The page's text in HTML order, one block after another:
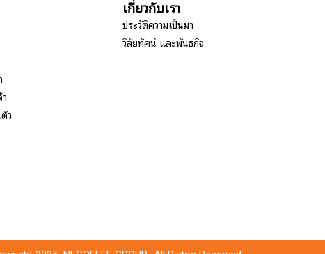
ว
เกี่ยวกับเรา
ประวัติความเป็นมา
วิสัยทัศน์ และพันธกิจ